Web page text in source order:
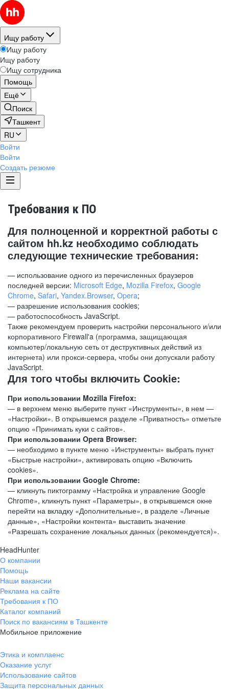
Ищу работу
Ищу работу
Ищу работу
Ищу сотрудника
Помощь
Ещё
Поиск
Ташкент
RU
Войти
Войти
Создать резюме
Требования к ПО
Для полноценной и корректной работы с
сайтом hh.kz необходимо соблюдать
следующие технические требования:
— использование одного из перечисленных браузеров
последней версии: Microsoft Edge, Mozilla Firefox, Google
Chrome, Safari, Yandex.Browser, Opera;
— разрешение использования cookies;
— работоспособность JavaScript.
Также рекомендуем проверить настройки персонального и/или
корпоративного Firewall'a (программа, защищающая
компьютер/локальную сеть от деструктивных действий из
интернета) или прокси-сервера, чтобы они допускали работу
JavaScript.
Для того чтобы включить Cookie:
При использовании Mozilla Firefox:
— в верхнем меню выберите пункт «Инструменты», в нем —
«Настройки». В открывшемся разделе «Приватность» отметьте
опцию «Принимать куки с сайтов».
При использовании Opera Browser:
— необходимо в пункте меню «Инструменты» выбрать пункт
«Быстрые настройки», активировать опцию «Включить
cookies».
При использовании Google Chrome:
— кликнуть пиктограмму «Настройка и управление Google
Chrome», кликнуть пункт «Параметры», в открывшемся окне
перейти на вкладку «Дополнительные», в разделе «Личные
данные», «Настройки контента» выставить значение
«Разрешать сохранение локальных данных (рекомендуется)».
HeadHunter
О компании
Помощь
Наши вакансии
Реклама на сайте
Требования к ПО
Каталог компаний
Поиск по вакансиям в Ташкенте
Мобильное приложение
Этика и комплаенс
Оказание услуг
Использование сайтов
Защита персональных данных